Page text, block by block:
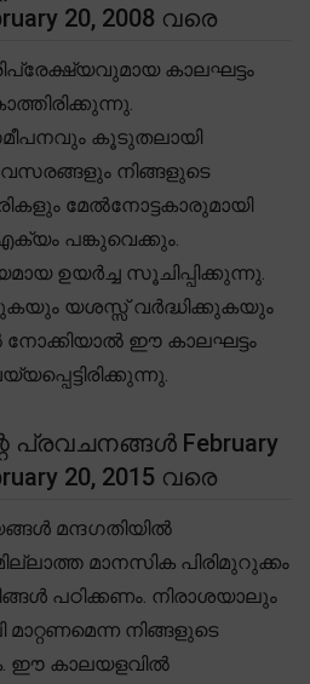
20, 2008 വരെ
കാലഘട്ടം
കൂടുതലായി
നിങ്ങളുടെ
മേൽനോട്ടകാരുമായി
പങ്കുവെക്കും.
ഉയർച്ച സൂചിപ്പിക്കുന്നു.
യശസ്സ് വർദ്ധിക്കുകയും
ഈ കാലഘട്ടം
പ്രവചനങ്ങൾ February
20, 2015 വരെ
മന്ദഗതിയിൽ
മാനസിക പിരിമുറുക്കം
പഠിക്കണം. നിരാശയാലും
നിങ്ങളുടെ
ഈ കാലയളവിൽ